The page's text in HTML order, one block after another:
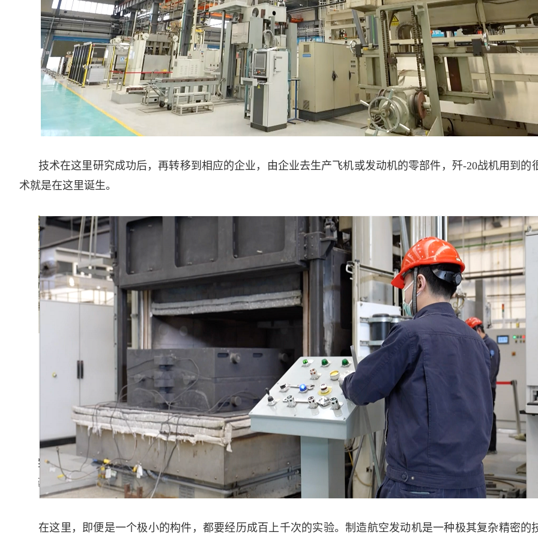
技术在这里研究成功后，再转移到相应的企业，由企业去生产飞机或发动机的零部件，歼-20战机用到的
术就是在这里诞生。
在这里，即便是一个极小的构件，都要经历成百上千次的实验。制造航空发动机是一种极其复杂精密的